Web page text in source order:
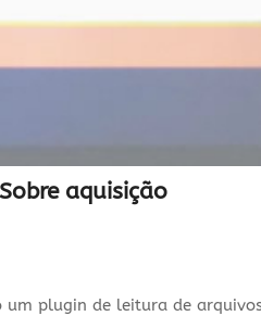
aquisição
um plugin de leitura de